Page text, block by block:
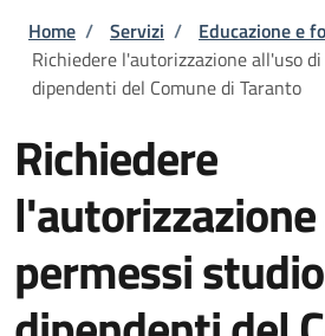
Briciole di pane
Home / Servizi / Educazione e
Richiedere l'autorizzazione all'uso
dipendenti del Comune di Taranto
Richiedere
permessi